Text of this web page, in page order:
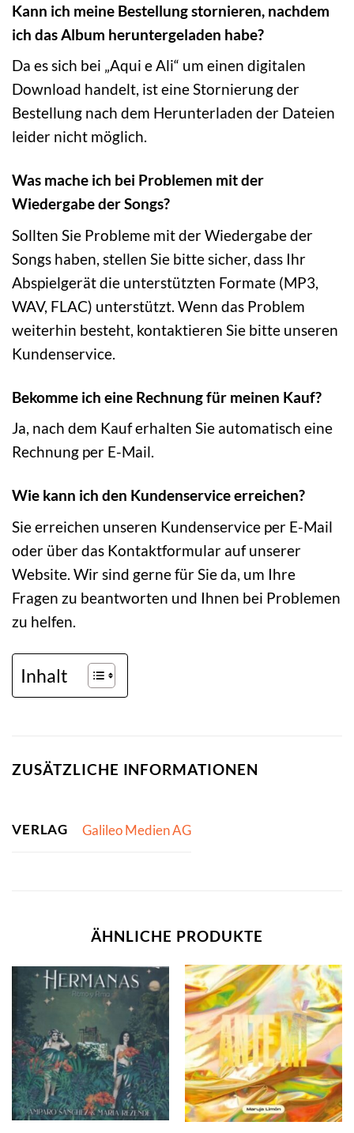
Kann ich meine Bestellung stornieren, nachdem
ich das Album heruntergeladen habe?
Da es sich bei „Aqui e Ali“ um einen digitalen
Download handelt, ist eine Stornierung der
Bestellung nach dem Herunterladen der Dateien
leider nicht möglich.
Was mache ich bei Problemen mit der
Wiedergabe der Songs?
Sollten Sie Probleme mit der Wiedergabe der
Songs haben, stellen Sie bitte sicher, dass Ihr
Abspielgerät die unterstützten Formate (MP3,
WAV, FLAC) unterstützt. Wenn das Problem
weiterhin besteht, kontaktieren Sie bitte unseren
Kundenservice.
Bekomme ich eine Rechnung für meinen Kauf?
Ja, nach dem Kauf erhalten Sie automatisch eine
Rechnung per E-Mail.
Wie kann ich den Kundenservice erreichen?
Sie erreichen unseren Kundenservice per E-Mail
oder über das Kontaktformular auf unserer
Website. Wir sind gerne für Sie da, um Ihre
Fragen zu beantworten und Ihnen bei Problemen
zu helfen.
Inhalt
ZUSÄTZLICHE INFORMATIONEN
VERLAG Galileo Medien AG
ÄHNLICHE PRODUKTE